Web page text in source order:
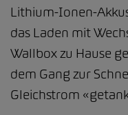
Lithium-Ionen-
das Laden mit
Wallbox zu Hause
dem Gang zur
Gleichstrom